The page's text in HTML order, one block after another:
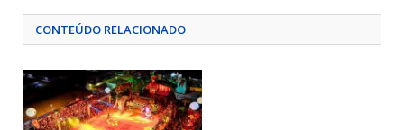
CONTEÚDO RELACIONADO